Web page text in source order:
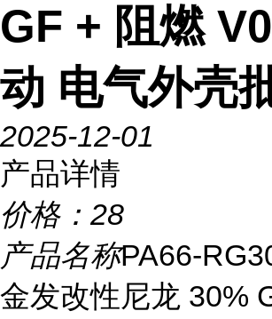
GF + 阻燃
动 电气外壳
2025-12-01
产品详情
价格： 28
产品名称PA66-
金发改性尼龙 30%